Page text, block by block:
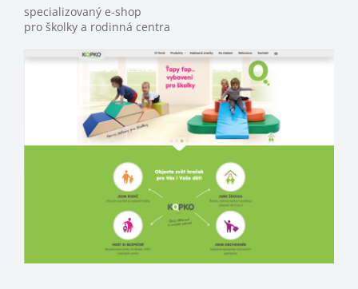
specializovaný e-shop
pro školky a rodinná centra